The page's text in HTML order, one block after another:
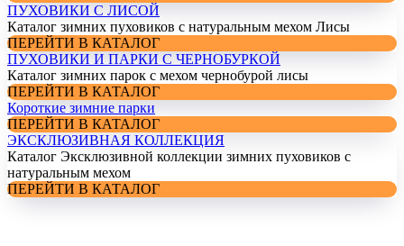
ПУХОВИКИ С ЛИСОЙ
Каталог зимних пуховиков с натуральным мехом Лисы
ПЕРЕЙТИ В КАТАЛОГ
ПУХОВИКИ И ПАРКИ С ЧЕРНОБУРКОЙ
Каталог зимних парок с мехом чернобурой лисы
ПЕРЕЙТИ В КАТАЛОГ
Короткие зимние парки
ПЕРЕЙТИ В КАТАЛОГ
ЭКСКЛЮЗИВНАЯ КОЛЛЕКЦИЯ
Каталог Эксклюзивной коллекции зимних пуховиков с
натуральным мехом
ПЕРЕЙТИ В КАТАЛОГ